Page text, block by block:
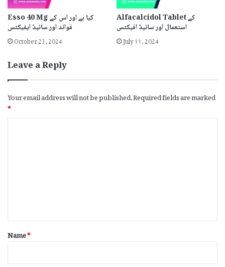
Esso 40 Mg کیا ہے اور اس کے
فوائد اور سائیڈ ایفیکٹس
October 23, 2024
Alfacalcidol Tablet کے
استعمال اور سائیڈ افیکٹس
July 11, 2024
Leave a Reply
Your email address will not be published.Required fields are marked
*
*
Name*